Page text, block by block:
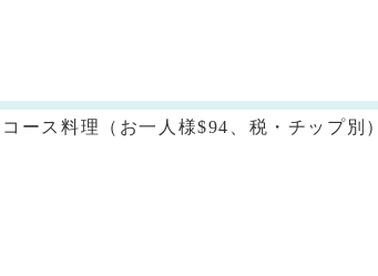
ース料理（お一人様$94、税・チップ別）